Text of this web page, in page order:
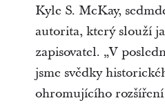
Kyle S. McKay,
autorita, který slouží
zapisovatel. „V
jsme svědky
ohromujícího